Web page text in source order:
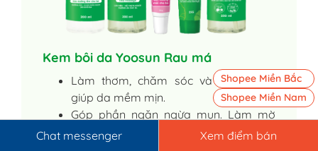
Kem bôi da Yoosun Rau má
Làm thơm, chăm sóc và dưỡng da,
giúp da mềm mịn.
Góp phần ngăn ngừa mụn. Làm mờ
các vết sẹo, vết thâm do mụn.
Chat messenger Xem điểm bán
Shopee Miền Bắc
Shopee Miền Nam